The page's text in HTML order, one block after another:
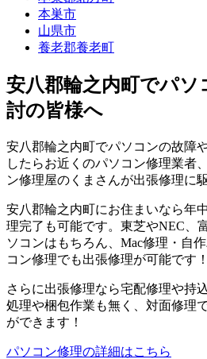
本巣市
山県市
養老郡養老町
安八郡輪之内町でパソ
討の皆様へ
安八郡輪之内町でパソコンの故障
したらお近くのパソコン修理業者
ン修理屋のくまさんが出張修理に
安八郡輪之内町にお住まいなら年
理完了も可能です。東芝やNEC、
ソコンはもちろん、Mac修理・自
コン修理でも出張修理が可能です！
さらに出張修理なら宅配修理や持
処理や梱包作業も無く、対面修理
ができます！
パソコン修理の詳細はこちら